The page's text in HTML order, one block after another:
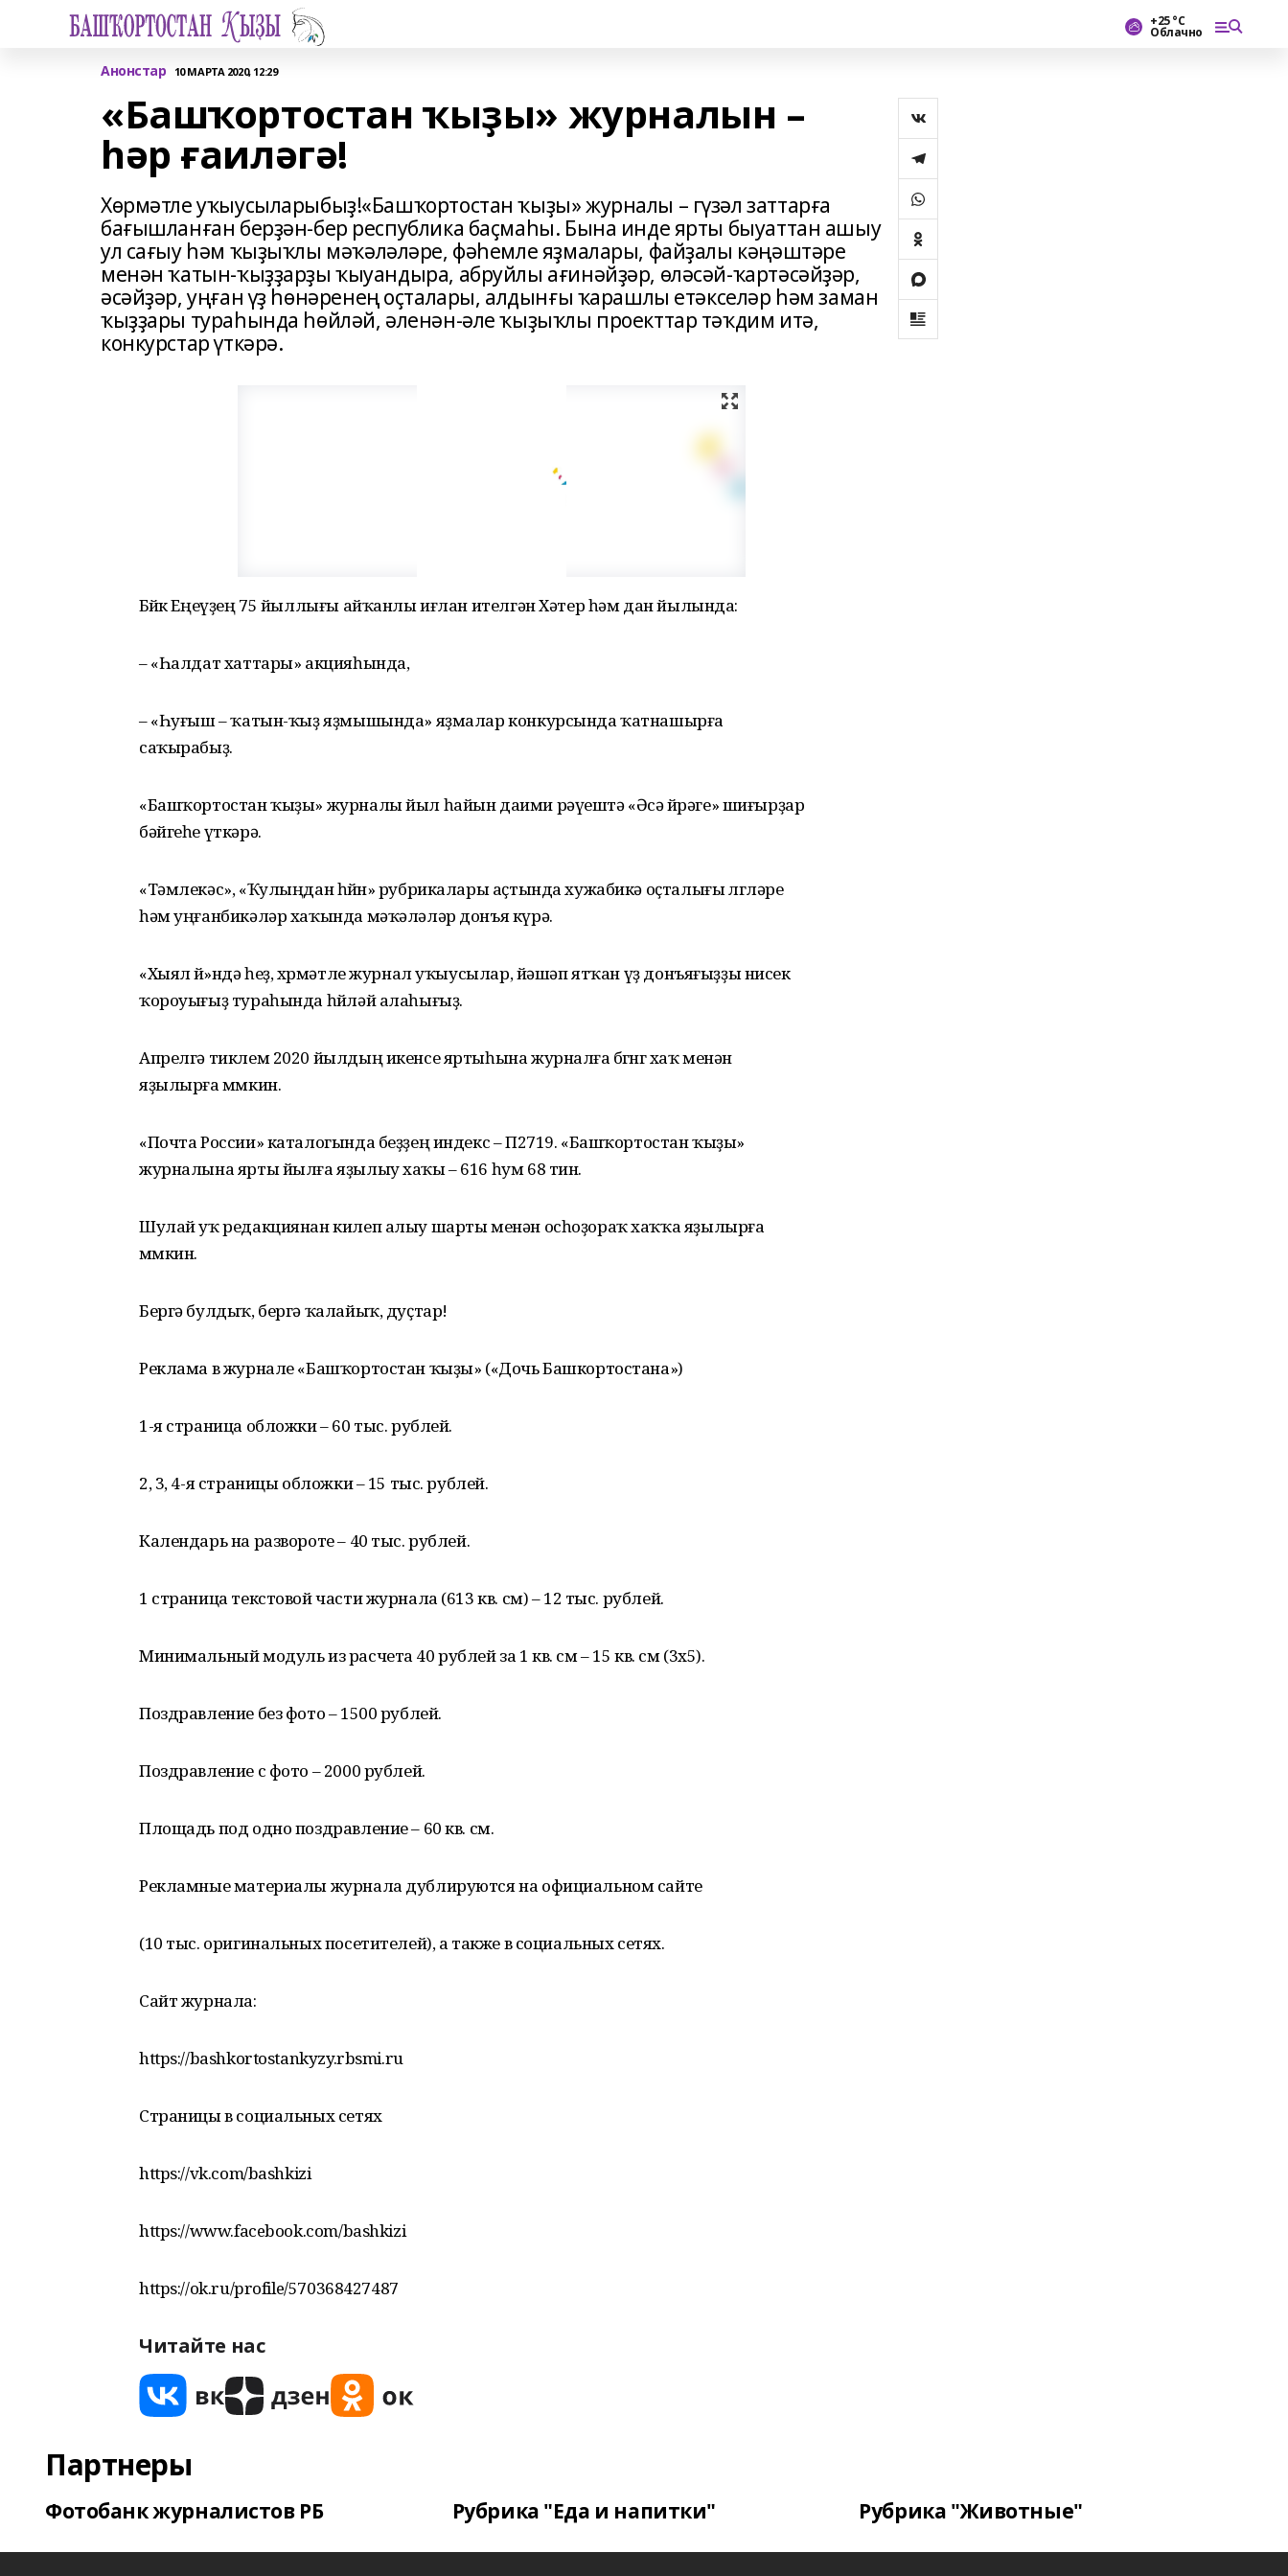
+25 °С
Облачно
Анонстар 10 МАРТА 2020, 12:29
«Башҡортостан ҡыҙы» журналын –
һәр ғаиләгә!
Хөрмәтле уҡыусыларыбыҙ!«Башҡортостан ҡыҙы» журналы – гүзәл заттарға
бағышланған берҙән-бер республика баҫмаһы. Бына инде ярты быуаттан ашыу
ул сағыу һәм ҡыҙыҡлы мәҡәләләре, фәһемле яҙмалары, файҙалы кәңәштәре
менән ҡатын-ҡыҙҙарҙы ҡыуандыра, абруйлы ағинәйҙәр, өләсәй-ҡартәсәйҙәр,
әсәйҙәр, уңған үҙ һөнәренең оҫталары, алдынғы ҡарашлы етәкселәр һәм заман
ҡыҙҙары тураһында һөйләй, әленән-әле ҡыҙыҡлы проекттар тәҡдим итә,
конкурстар үткәрә.
Бөйөк Еңеүҙең 75 йыллығы айҡанлы иғлан ителгән Хәтер һәм дан йылында:
– «Һалдат хаттары» акцияһында,
– «Һуғыш – ҡатын-ҡыҙ яҙмышында» яҙмалар конкурсында ҡатнашырға
саҡырабыҙ.
«Башҡортостан ҡыҙы» журналы йыл һайын даими рәүештә «Әсә йөрәге» шиғырҙар
бәйгеһе үткәрә.
«Тәмлекәс», «Ҡулыңдан һөйөн» рубрикалары аҫтында хужабикә оҫталығы өлгөләре
һәм уңғанбикәләр хаҡында мәҡәләләр донъя күрә.
«Хыял өйө»ндә һеҙ, хөрмәтле журнал уҡыусылар, йәшәп ятҡан үҙ донъяғыҙҙы нисек
ҡороуығыҙ тураһында һөйләй алаһығыҙ.
Апрелгә тиклем 2020 йылдың икенсе яртыһына журналға бөгөнгө хаҡ менән
яҙылырға мөмкин.
«Почта России» каталогында беҙҙең индекс – П2719. «Башҡортостан ҡыҙы»
журналына ярты йылға яҙылыу хаҡы – 616 һум 68 тин.
Шулай уҡ редакциянан килеп алыу шарты менән осһоҙораҡ хаҡҡа яҙылырға
мөмкин.
Бергә булдыҡ, бергә ҡалайыҡ, дуҫтар!
Реклама в журнале «Башҡортостан ҡыҙы» («Дочь Башкортостана»)
1-я страница обложки – 60 тыс. рублей.
2, 3, 4-я страницы обложки – 15 тыс. рублей.
Календарь на развороте – 40 тыс. рублей.
1 страница текстовой части журнала (613 кв. см) – 12 тыс. рублей.
Минимальный модуль из расчета 40 рублей за 1 кв. см – 15 кв. см (3х5).
Поздравление без фото – 1500 рублей.
Поздравление с фото – 2000 рублей.
Площадь под одно поздравление – 60 кв. см.
Рекламные материалы журнала дублируются на официальном сайте
(10 тыс. оригинальных посетителей), а также в социальных сетях.
Сайт журнала:
https://bashkortostankyzy.rbsmi.ru
Страницы в социальных сетях
https://vk.com/bashkizi
https://www.facebook.com/bashkizi
https://ok.ru/profile/570368427487
Читайте нас
Партнеры
Фотобанк журналистов РБ Рубрика "Еда и напитки" Рубрика "Животные"